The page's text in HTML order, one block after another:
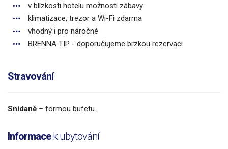
v blízkosti hotelu možnosti zábavy
klimatizace, trezor a Wi-Fi zdarma
vhodný i pro náročné
BRENNA TIP - doporučujeme brzkou rezervaci
Stravování
Snídaně – formou bufetu.
Informacek ubytování